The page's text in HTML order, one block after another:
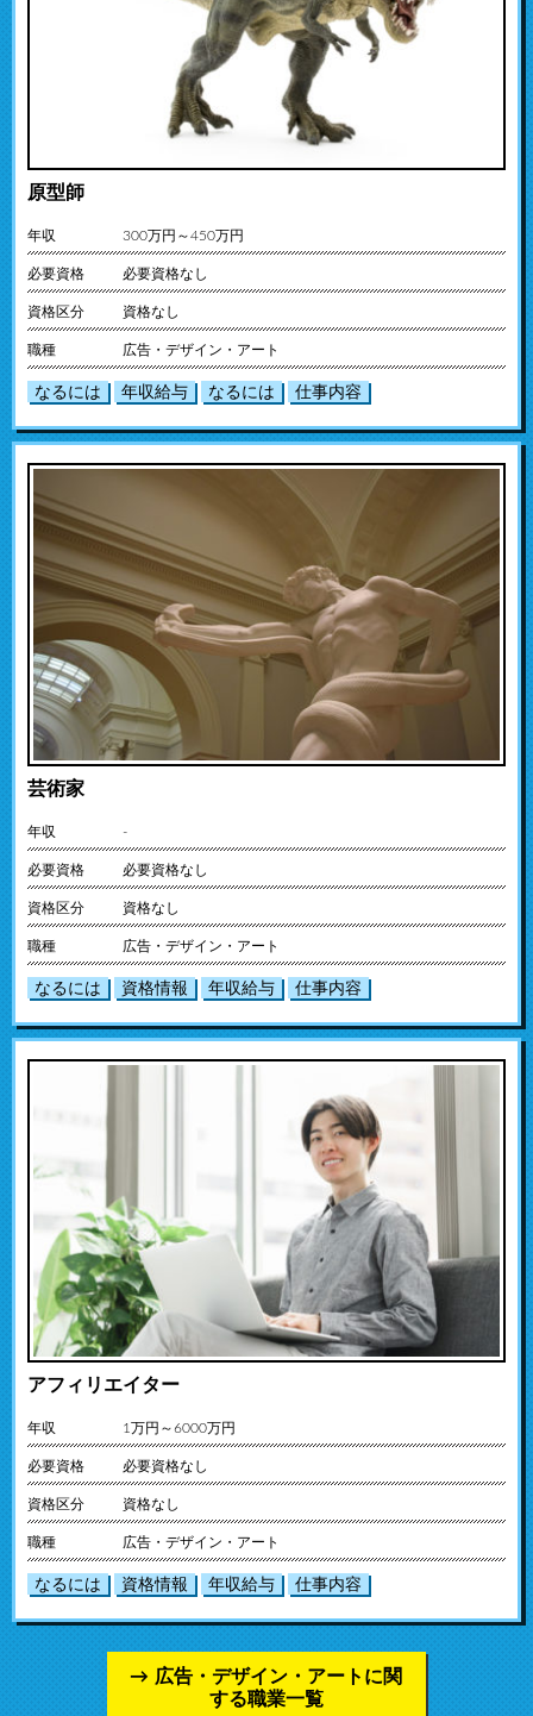
原型師
年収 300万円～450万円
必要資格 必要資格なし
資格区分 資格なし
職種 広告・デザイン・アート
なるには 年収給与 なるには 仕事内容
芸術家
年収 -
必要資格 必要資格なし
資格区分 資格なし
職種 広告・デザイン・アート
なるには 資格情報 年収給与 仕事内容
アフィリエイター
年収 1万円～6000万円
必要資格 必要資格なし
資格区分 資格なし
職種 広告・デザイン・アート
なるには 資格情報 年収給与 仕事内容
広告・デザイン・アートに関
する職業一覧